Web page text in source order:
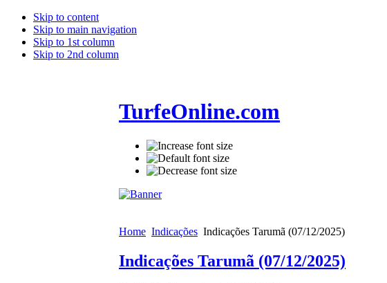
Skip to content
Skip to main navigation
Skip to 1st column
Skip to 2nd column
TurfeOnline.com
Home Indicações Indicações Tarumã (07/12/2025)
Indicações Tarumã (07/12/2025)